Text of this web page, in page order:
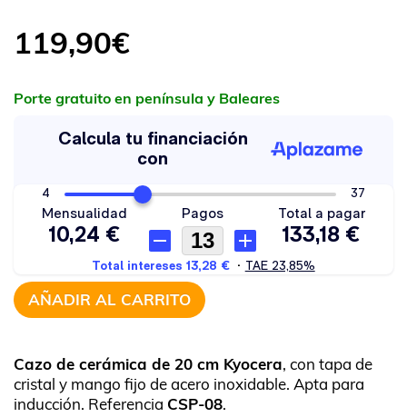
119,90€
Porte gratuito en península y Baleares
AÑADIR AL CARRITO
Cazo de cerámica de 20 cm Kyocera, con tapa de
cristal y mango fijo de acero inoxidable. Apta para
inducción. Referencia CSP-08.